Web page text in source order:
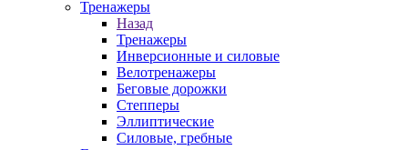
Тренажеры
Назад
Тренажеры
Инверсионные и силовые
Велотренажеры
Беговые дорожки
Степперы
Эллиптические
Силовые, гребные